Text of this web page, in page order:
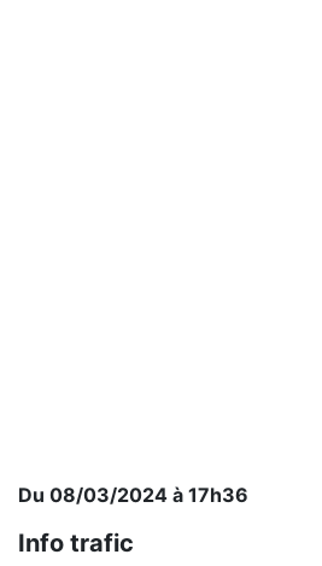
Du 08/03/2024 à 17h36
Info trafic